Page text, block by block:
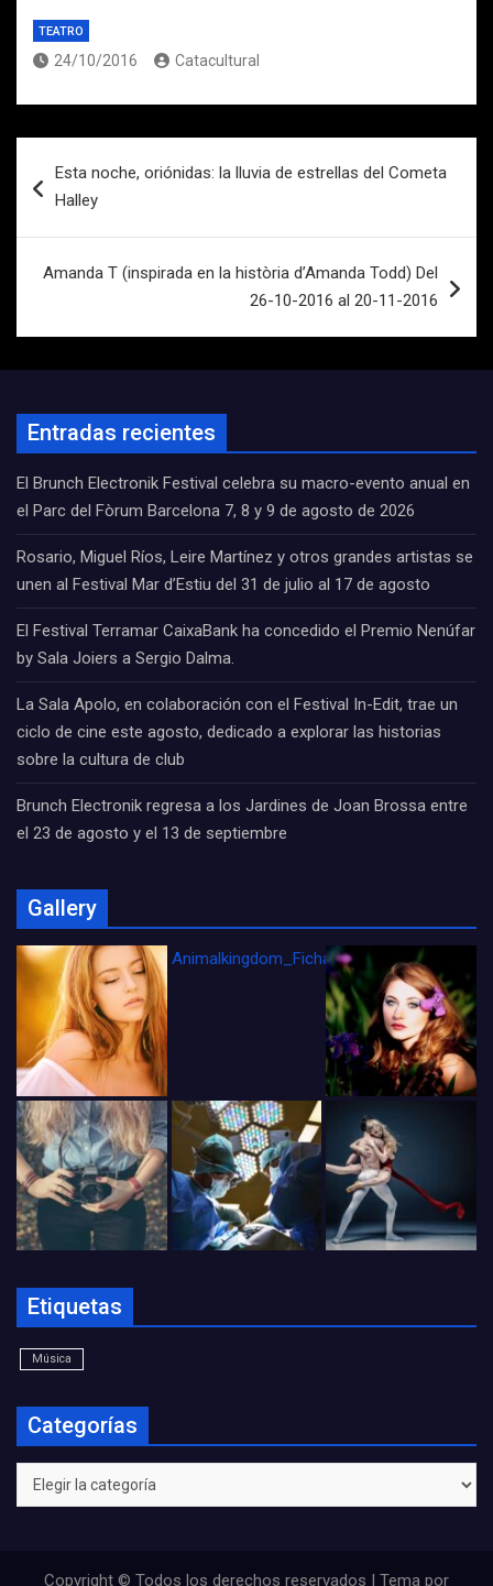
TEATRO
24/10/2016 Catacultural
de
Esta noche, oriónidas: la lluvia de estrellas del Cometa
Halley
Amanda T (inspirada en la història d’Amanda Todd) Del
26-10-2016 al 20-11-2016
Entradas recientes
El Brunch Electronik Festival celebra su macro-evento anual en
el Parc del Fòrum Barcelona 7, 8 y 9 de agosto de 2026
Rosario, Miguel Ríos, Leire Martínez y otros grandes artistas se
unen al Festival Mar d’Estiu del 31 de julio al 17 de agosto
El Festival Terramar CaixaBank ha concedido el Premio Nenúfar
by Sala Joiers a Sergio Dalma.
La Sala Apolo, en colaboración con el Festival In-Edit, trae un
ciclo de cine este agosto, dedicado a explorar las historias
sobre la cultura de club
Brunch Electronik regresa a los Jardines de Joan Brossa entre
el 23 de agosto y el 13 de septiembre
Gallery
Animalkingdom_FichaCine
Etiquetas
Música
Categorías
Categorías
Copyright © Todos los derechos reservados | Tema por